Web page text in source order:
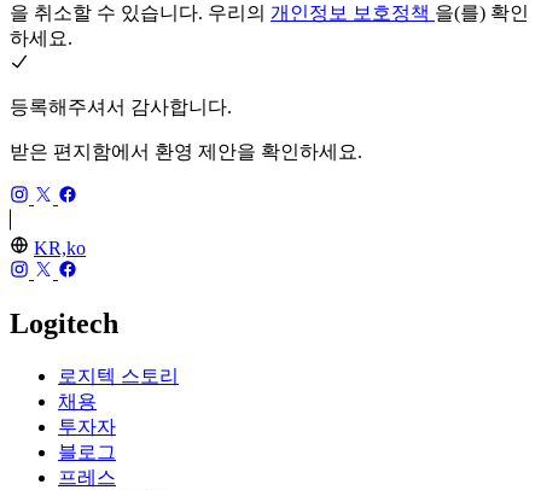
을 취소할 수 있습니다. 우리의 개인정보 보호정책 을(를) 확인
하세요.
등록해주셔서 감사합니다.
받은 편지함에서 환영 제안을 확인하세요.
KR,ko
Logitech
로지텍 스토리
채용
투자자
블로그
프레스